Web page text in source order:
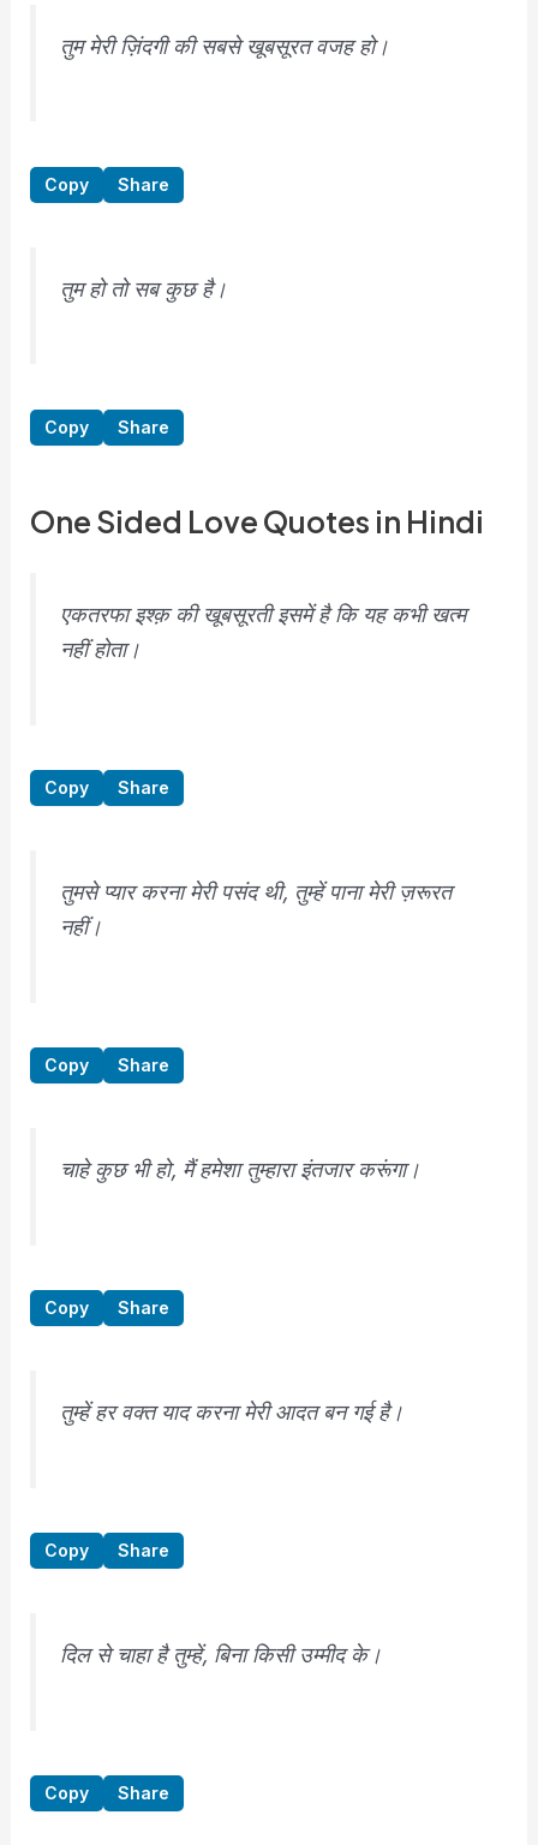
तुम मेरी ज़िंदगी की सबसे खूबसूरत वजह हो।
Copy Share
तुम हो तो सब कुछ है।
Copy Share
One Sided Love Quotes in Hindi
एकतरफा इश्क़ की खूबसूरती इसमें है कि यह कभी खत्म
नहीं होता।
Copy Share
तुमसे प्यार करना मेरी पसंद थी, तुम्हें पाना मेरी ज़रूरत
नहीं।
Copy Share
चाहे कुछ भी हो, मैं हमेशा तुम्हारा इंतजार करूंगा।
Copy Share
तुम्हें हर वक्त याद करना मेरी आदत बन गई है।
Copy Share
दिल से चाहा है तुम्हें, बिना किसी उम्मीद के।
Copy Share